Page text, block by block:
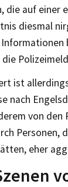
die auf einer
diesmal
ist
nach
von den
Personen,
eher